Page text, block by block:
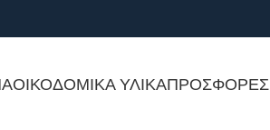
ΟΙΚΟΔΟΜΙΚΑ ΥΛΙΚΑΠΡΟΣΦΟΡΕΣ